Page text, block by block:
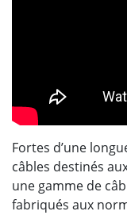
Fortes d’une
câbles destinés
une gamme de
fabriqués aux